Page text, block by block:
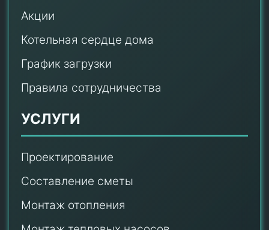
Акции
Котельная сердце дома
График загрузки
Правила сотрудничества
УСЛУГИ
Проектирование
Составление сметы
Монтаж отопления